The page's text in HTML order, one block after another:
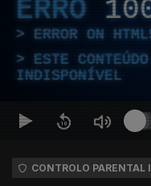
ERRO
ERROR ON
ESTE
INDISPONÍVEL
CONTROLO PARENTAL